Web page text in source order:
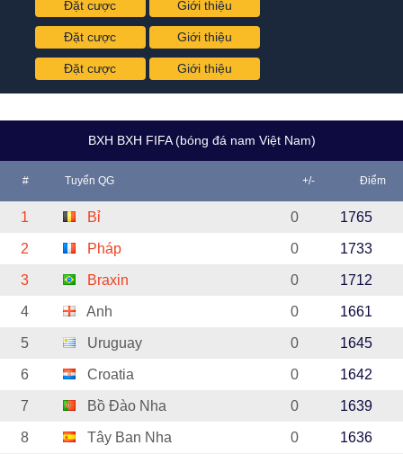
Đặt cược Giới thiệu
Đặt cược Giới thiệu
Đặt cược Giới thiệu
BXH BXH FIFA (bóng đá nam Việt Nam)
# Tuyển QG +/- Điểm
1 Bỉ 0 1765
2 Pháp 0 1733
3 Braxin 0 1712
4 Anh 0 1661
5 Uruguay 0 1645
6 Croatia 0 1642
7 Bồ Đào Nha 0 1639
8 Tây Ban Nha 0 1636